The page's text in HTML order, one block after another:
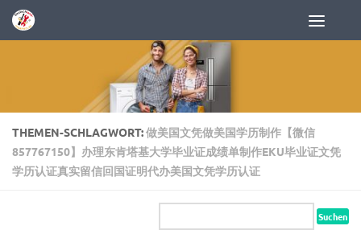
Zum Inhalt springen
THEMEN-SCHLAGWORT:做美国文凭做美国学历制作【微信
857767150】办理东肯塔基大学毕业证成绩单制作EKU毕业证文凭
学历认证真实留信回国证明代办美国文凭学历认证